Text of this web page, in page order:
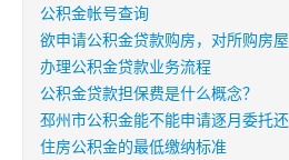
公积金帐号查询
欲申请公积金贷款购房，对所购房屋
办理公积金贷款业务流程
公积金贷款担保费是什么概念？
邳州市公积金能不能申请逐月委托还
住房公积金的最低缴纳标准